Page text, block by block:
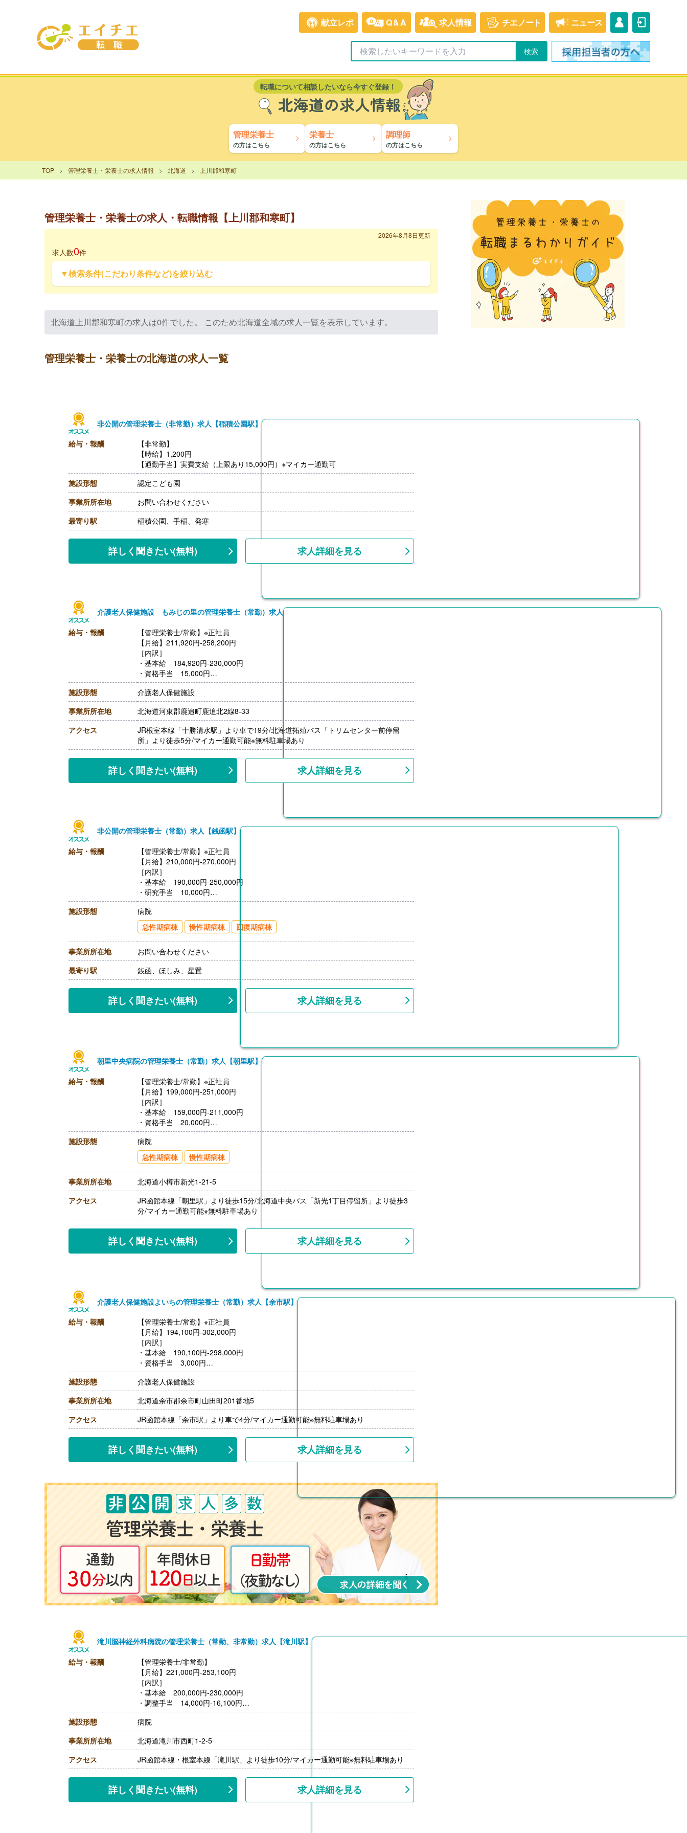
献立レポ Q&A 求人情報 チエノート ニュース
転職について相談したいなら今すぐ登録！
北海道の求人情報
管理栄養士
の方はこちら
栄養士
の方はこちら
調理師
の方はこちら
TOP 管理栄養士・栄養士の求人情報 北海道 上川郡和寒町
管理栄養士・栄養士の求人・転職情報【上川郡和寒町】
2026年8月8日更新
求人数0件
▼検索条件(こだわり条件など)を絞り込む
北海道上川郡和寒町の求人は0件でした。 このため北海道全域の求人一覧を表示しています。
管理栄養士・栄養士の北海道の求人一覧
非公開の管理栄養士（非常勤）求人【稲積公園駅】
給与・報酬
【非常勤】
【時給】1,200円
【通勤手当】実費支給（上限あり15,000円）※マイカー通勤可
施設形態
認定こども園
事業所所在地
お問い合わせください
最寄り駅
稲積公園、手稲、発寒
詳しく聞きたい(無料) 求人詳細を見る
介護老人保健施設 もみじの里の管理栄養士（常勤）求人
給与・報酬
【管理栄養士/常勤】※正社員
【月給】211,920円-258,200円
［内訳］
・基本給 184,920円-230,000円
・資格手当 15,000円
・処遇改善手当 12,000円-13,200円
［その他手当］
・住宅手当 0円-30,000円
・寒冷地手当 60,000円/年（単身）
【賞与】年2回（計4.30ヶ月分）※前年度実績
【通勤手当】あり（上限11,000円/月）※距離に応じて支給
【昇給】あり（1月あたり0円-1,500円）※前年度実績
施設形態
介護老人保健施設
事業所所在地
北海道河東郡鹿追町鹿追北2線8-33
アクセス
JR根室本線「十勝清水駅」より車で19分/北海道拓殖バス「トリムセンター前停留
所」より徒歩5分/マイカー通勤可能※無料駐車場あり
詳しく聞きたい(無料) 求人詳細を見る
非公開の管理栄養士（常勤）求人【銭函駅】
給与・報酬
【管理栄養士/常勤】※正社員
【月給】210,000円-270,000円
［内訳］
・基本給 190,000円-250,000円
・研究手当 10,000円
・ベースアップ手当 10,000円
【賞与】年2回（計4.30ヶ月分）※前年度実績
【通勤手当】あり（上限20,900円/月）※片道2km以上
【昇給】なし
【退職金】あり※勤続3年以上
施設形態
病院
急性期病棟
慢性期病棟 回復期病棟
事業所所在地
お問い合わせください
最寄り駅
銭函、ほしみ、星置
詳しく聞きたい(無料) 求人詳細を見る
朝里中央病院の管理栄養士（常勤）求人【朝里駅】
給与・報酬
【管理栄養士/常勤】※正社員
【月給】199,000円-251,000円
［内訳］
・基本給 159,000円-211,000円
・資格手当 20,000円
・調整手当 10,000円
・住宅手当 10,000円
【賞与】年2回（計3.20ヶ月分）※前年度実績
【通勤手当】あり（上限30,000円/月）
【昇給】あり（1月あたり2,000円）※前年度実績
【退職金】あり※勤続3年以上
施設形態
病院
急性期病棟
慢性期病棟
事業所所在地
北海道小樽市新光1-21-5
アクセス
JR函館本線「朝里駅」より徒歩15分/北海道中央バス「新光1丁目停留所」より徒歩3
分/マイカー通勤可能※無料駐車場あり
詳しく聞きたい(無料) 求人詳細を見る
介護老人保健施設よいちの管理栄養士（常勤）求人【余市駅】
給与・報酬
【管理栄養士/常勤】※正社員
【月給】194,100円-302,000円
［内訳］
・基本給 190,100円-298,000円
・資格手当 3,000円
・処遇改善手当 1,000円
［その他手当］
・住宅手当 上限20,000円
【賞与】年2回（計1.75ヶ月分）※前年度実績
【通勤手当】あり（上限20,000円/月）※20円/km×勤務日数
【昇給】あり（1月あたり1,000円-3,000円）※前年度実績
施設形態
介護老人保健施設
事業所所在地
北海道余市郡余市町山田町201番地5
アクセス
JR函館本線「余市駅」より車で4分/マイカー通勤可能※無料駐車場あり
詳しく聞きたい(無料) 求人詳細を見る
滝川脳神経外科病院の管理栄養士（常勤、非常勤）求人【滝川駅】
給与・報酬
【管理栄養士/非常勤】
【月給】221,000円-253,100円
［内訳］
・基本給 200,000円-230,000円
・調整手当 14,000円-16,100円
・技術手当 7,000円-
【賞与】年2回（計4ヶ月分）※前年度実績
【通勤手当】あり（車の場合 上限15,000円/月）（公共交通機関の場合 上限26,000円/
月）
【昇給】あり（1月あたり1.00％-）※前年度実績
【退職金】あり ※勤続3年以上---
【時給】1,500円
［その他手当］
・技術手当 7,000円
施設形態
病院
事業所所在地
北海道滝川市西町1-2-5
アクセス
JR函館本線・根室本線「滝川駅」より徒歩10分/マイカー通勤可能※無料駐車場あり
詳しく聞きたい(無料) 求人詳細を見る